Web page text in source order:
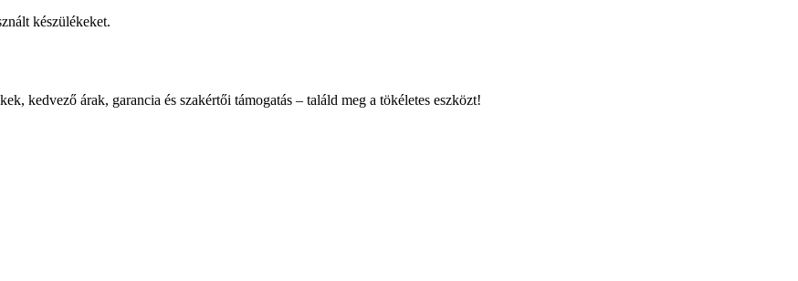
készülékeket.
kedvező árak, garancia és szakértői támogatás – találd meg a tökéletes eszközt!